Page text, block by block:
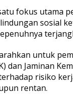
fokus utama
sosial
untuk
dan Jaminan
risiko
rentan.